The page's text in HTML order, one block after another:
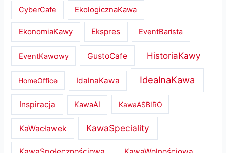
CyberCafe EkologicznaKawa
EkonomiaKawy Ekspres EventBarista
EventKawowy GustoCafe HistoriaKawy
HomeOffice IdalnaKawa IdealnaKawa
Inspiracja KawaAI KawaASBIRO
KaWacławek KawaSpeciality